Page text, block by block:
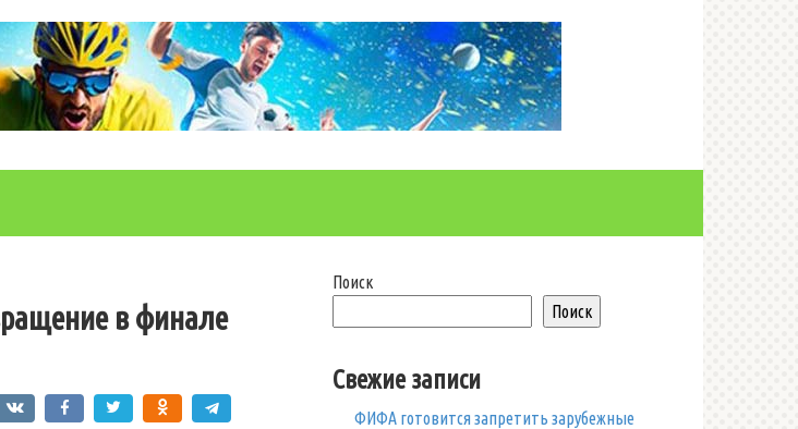
в финале
Поиск
Поиск
Свежие записи
ФИФА готовится запретить зарубежные